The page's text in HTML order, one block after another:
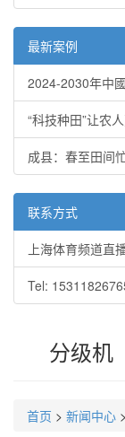
最新案例
2024-2030年中
“科技种田”让农
成县：春至田间
联系方式
上海体育频道直
Tel:
分级机
首页 > 新闻中心 >